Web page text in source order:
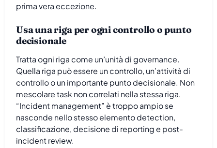
prima vera eccezione.
Usa una riga per ogni controllo o punto
decisionale
Tratta ogni riga come un’unità di governance.
Quella riga può essere un controllo, un’attività di
controllo o un importante punto decisionale. Non
mescolare task non correlati nella stessa riga.
“Incident management” è troppo ampio se
nasconde nello stesso elemento detection,
classificazione, decisione di reporting e post-
incident review.